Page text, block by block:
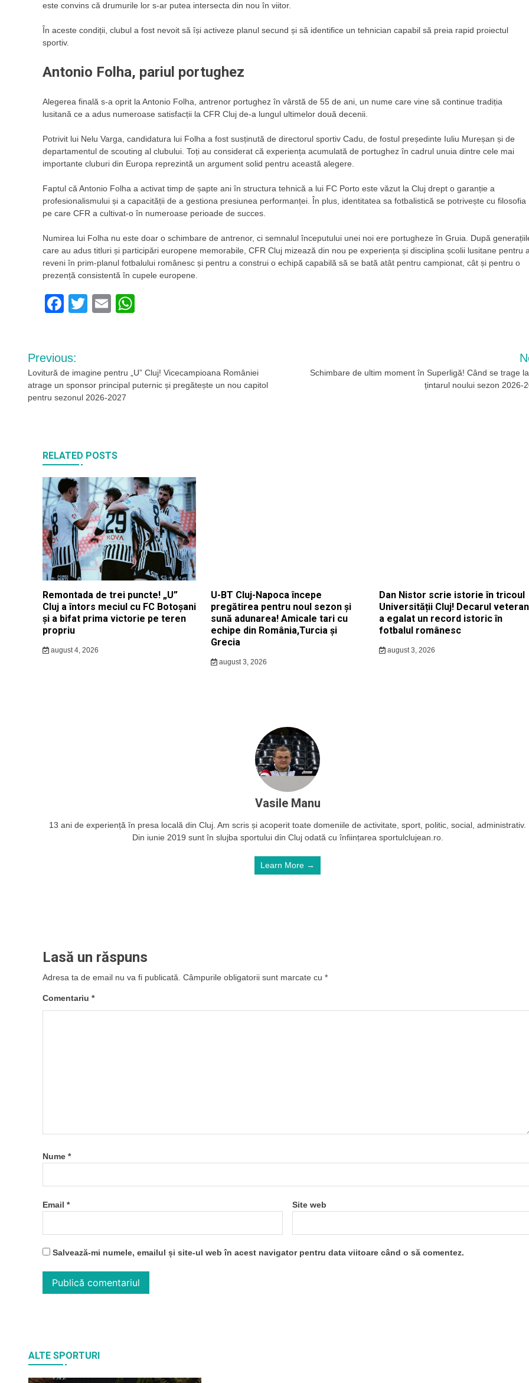
este convins că drumurile lor s-ar putea intersecta din nou în viitor.
În aceste condiții, clubul a fost nevoit să își activeze planul secund și să identifice un tehnician capabil să preia rapid proiectul
sportiv.
Antonio Folha, pariul portughez
Alegerea finală s-a oprit la Antonio Folha, antrenor portughez în vârstă de 55 de ani, un nume care vine să continue tradiția
lusitană ce a adus numeroase satisfacții la CFR Cluj de-a lungul ultimelor două decenii.
Potrivit lui Nelu Varga, candidatura lui Folha a fost susținută de directorul sportiv Cadu, de fostul președinte Iuliu Mureșan și de
departamentul de scouting al clubului. Toți au considerat că experiența acumulată de portughez în cadrul unuia dintre cele mai
importante cluburi din Europa reprezintă un argument solid pentru această alegere.
Faptul că Antonio Folha a activat timp de șapte ani în structura tehnică a lui FC Porto este văzut la Cluj drept o garanție a
profesionalismului și a capacității de a gestiona presiunea performanței. În plus, identitatea sa fotbalistică se potrivește cu filosofia
pe care CFR a cultivat-o în numeroase perioade de succes.
Numirea lui Folha nu este doar o schimbare de antrenor, ci semnalul începutului unei noi ere portugheze în Gruia. După
care au adus titluri și participări europene memorabile, CFR Cluj mizează din nou pe experiența și disciplina școlii lusitane pentru
reveni în prim-planul fotbalului românesc și pentru a construi o echipă capabilă să se bată atât pentru campionat, cât și pentru o
prezență consistentă în cupele europene.
Facebook
TwitterEmail
Navigare
în
articole
Previous:
Lovitură de imagine pentru „U” Cluj! Vicecampioana României
atrage un sponsor principal puternic și pregătește un nou capitol
pentru sezonul 2026-2027
Schimbare de ultim moment în Superligă! Când se trage
țintarul noului sezon 2026-
RELATED POSTS
Remontada de trei puncte! „U”
Cluj a întors meciul cu FC Botoșani
și a bifat prima victorie pe teren
propriu
august 4, 2026
U-BT Cluj-Napoca începe
pregătirea pentru noul sezon și
sună adunarea! Amicale tari cu
echipe din România,Turcia și
Grecia
august 3, 2026
Dan Nistor scrie istorie în tricoul
Universității Cluj! Decarul veteran
a egalat un record istoric în
fotbalul românesc
august 3, 2026
Vasile Manu
13 ani de experiență în presa locală din Cluj. Am scris și acoperit toate domeniile de activitate, sport, politic, social, administrativ.
Din iunie 2019 sunt în slujba sportului din Cluj odată cu înființarea sportulclujean.ro.
Learn More →
Lasă un răspuns
Adresa ta de email nu va fi publicată. Câmpurile obligatorii sunt marcate cu *
Comentariu *
Nume *
Email * Site web
Salvează-mi numele, emailul și site-ul web în acest navigator pentru data viitoare când o să comentez.
ALTE SPORTURI